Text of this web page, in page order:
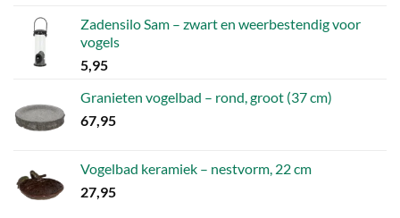
Zadensilo Sam – zwart en weerbestendig voor
vogels
5,95
Granieten vogelbad – rond, groot (37 cm)
67,95
Vogelbad keramiek – nestvorm, 22 cm
27,95